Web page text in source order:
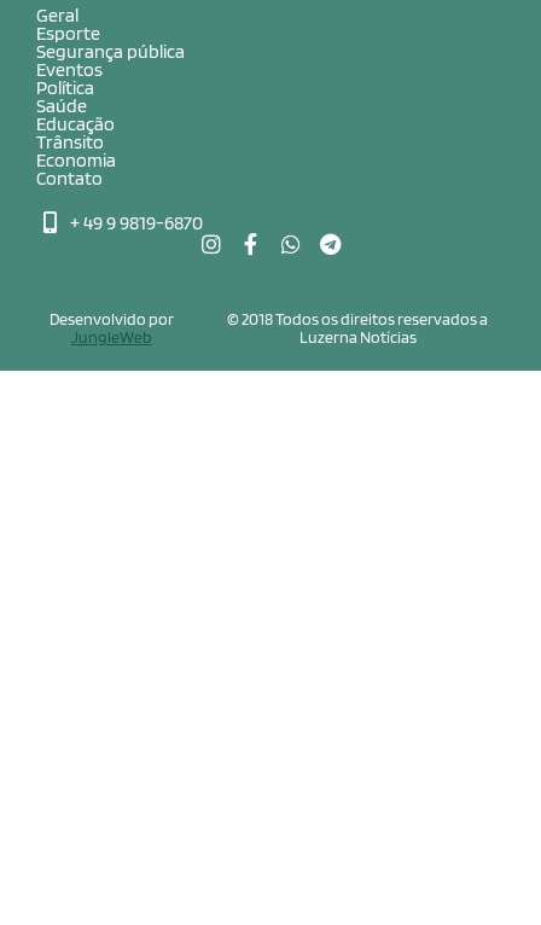
Geral
Esporte
Segurança pública
Eventos
Política
Saúde
Educação
Trânsito
Economia
Contato
+ 49 9 9819-6870
© 2018 Todos os direitos reservados a
Luzerna Notícias
Desenvolvido por
JungleWeb